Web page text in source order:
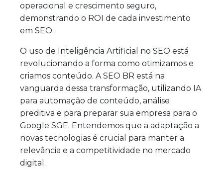
operacional e crescimento seguro,
demonstrando o ROI de cada investimento
em SEO.
O uso de Inteligência Artificial no SEO está
revolucionando a forma como otimizamos e
criamos conteúdo. A SEO BR está na
vanguarda dessa transformação, utilizando IA
para automação de conteúdo, análise
preditiva e para preparar sua empresa para o
Google SGE. Entendemos que a adaptação a
novas tecnologias é crucial para manter a
relevância e a competitividade no mercado
digital.